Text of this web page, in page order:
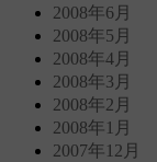
2008年6月
2008年5月
2008年4月
2008年3月
2008年2月
2008年1月
2007年12月